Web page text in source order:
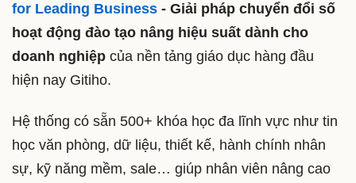
for Leading Business - Giải pháp chuyển đổi số
hoạt động đào tạo nâng hiệu suất dành cho
doanh nghiệp của nền tảng giáo dục hàng đầu
hiện nay Gitiho.
Hệ thống có sẵn 500+ khóa học đa lĩnh vực như tin
học văn phòng, dữ liệu, thiết kế, hành chính nhân
sự, kỹ năng mềm, sale… giúp nhân viên nâng cao